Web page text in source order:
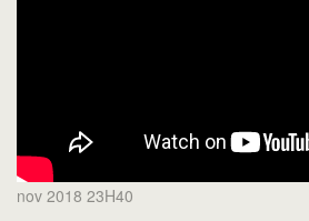
nov 2018 23H40